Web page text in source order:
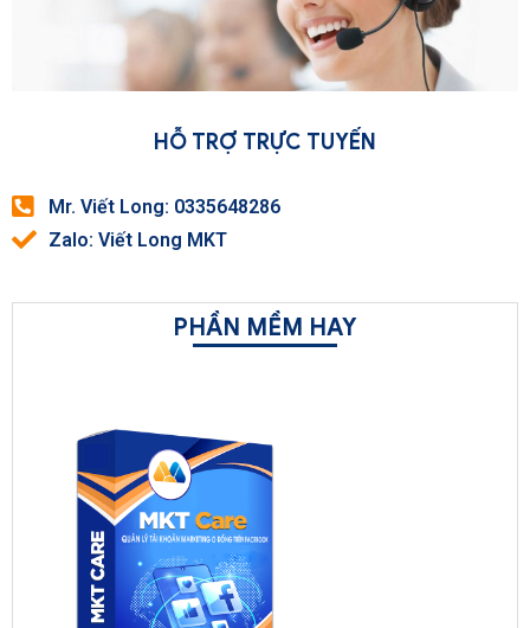
HỖ TRỢ TRỰC TUYẾN
Mr. Viết Long: 0335648286
Zalo: Viết Long MKT
PHẦN MỀM HAY